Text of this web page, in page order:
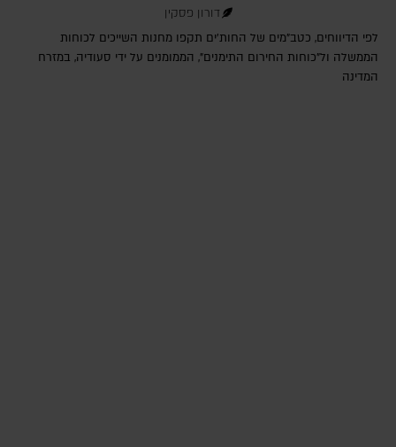
דורון פסקין
לפי הדיווחים, כטב"מים של החות'ים תקפו מחנות השייכים לכוחות
הממשלה ול"כוחות החירום התימנים", הממומנים על ידי סעודיה, במזרח
המדינה